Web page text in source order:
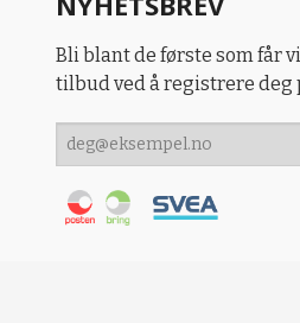
Bli blant de første som får
tilbud ved å registrere deg